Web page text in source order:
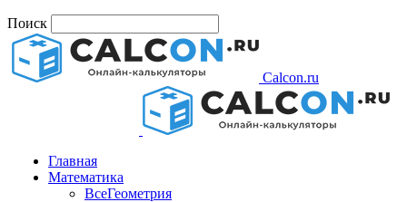
Поиск
Calcon.ru
Главная
Математика
ВсеГеометрия